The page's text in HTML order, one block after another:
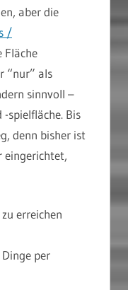
aber die
/
Fläche
“nur” als
sinnvoll –
spielfläche. Bis
denn bisher ist
eingerichtet,
erreichen
per